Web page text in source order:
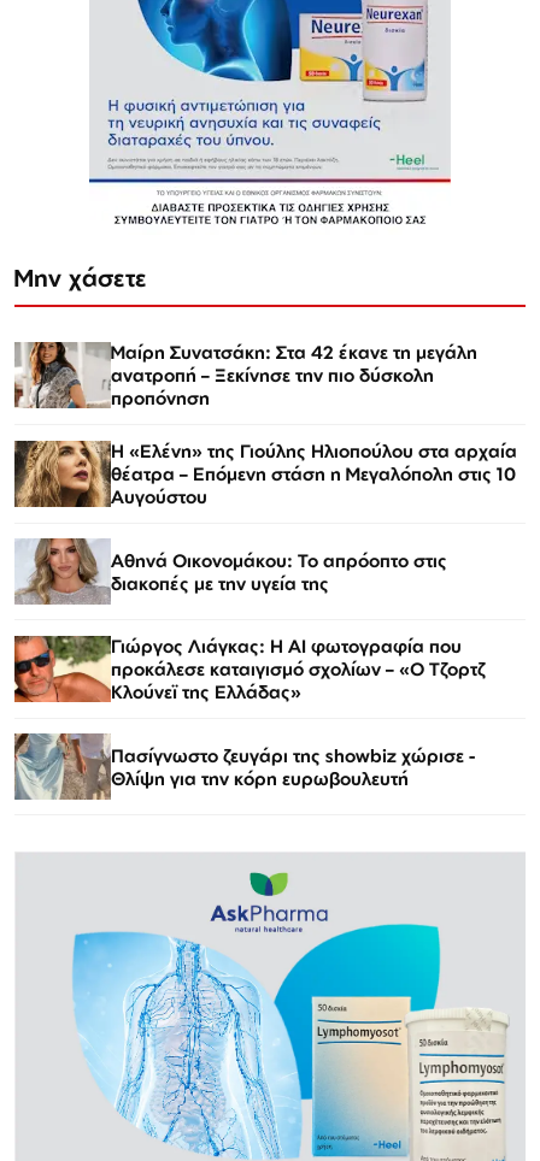
Μην χάσετε
Μαίρη Συνατσάκη: Στα 42 έκανε τη μεγάλη
ανατροπή – Ξεκίνησε την πιο δύσκολη
προπόνηση
Η «Ελένη» της Γιούλης Ηλιοπούλου στα αρχαία
θέατρα – Επόμενη στάση η Μεγαλόπολη στις 10
Αυγούστου
Αθηνά Οικονομάκου: Το απρόοπτο στις
διακοπές με την υγεία της
Γιώργος Λιάγκας: Η AI φωτογραφία που
προκάλεσε καταιγισμό σχολίων – «Ο Τζορτζ
Κλούνεϊ της Ελλάδας»
Πασίγνωστο ζευγάρι της showbiz χώρισε -
Θλίψη για την κόρη ευρωβουλευτή